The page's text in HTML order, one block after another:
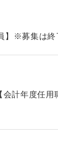
】※募集は終
会計年度任